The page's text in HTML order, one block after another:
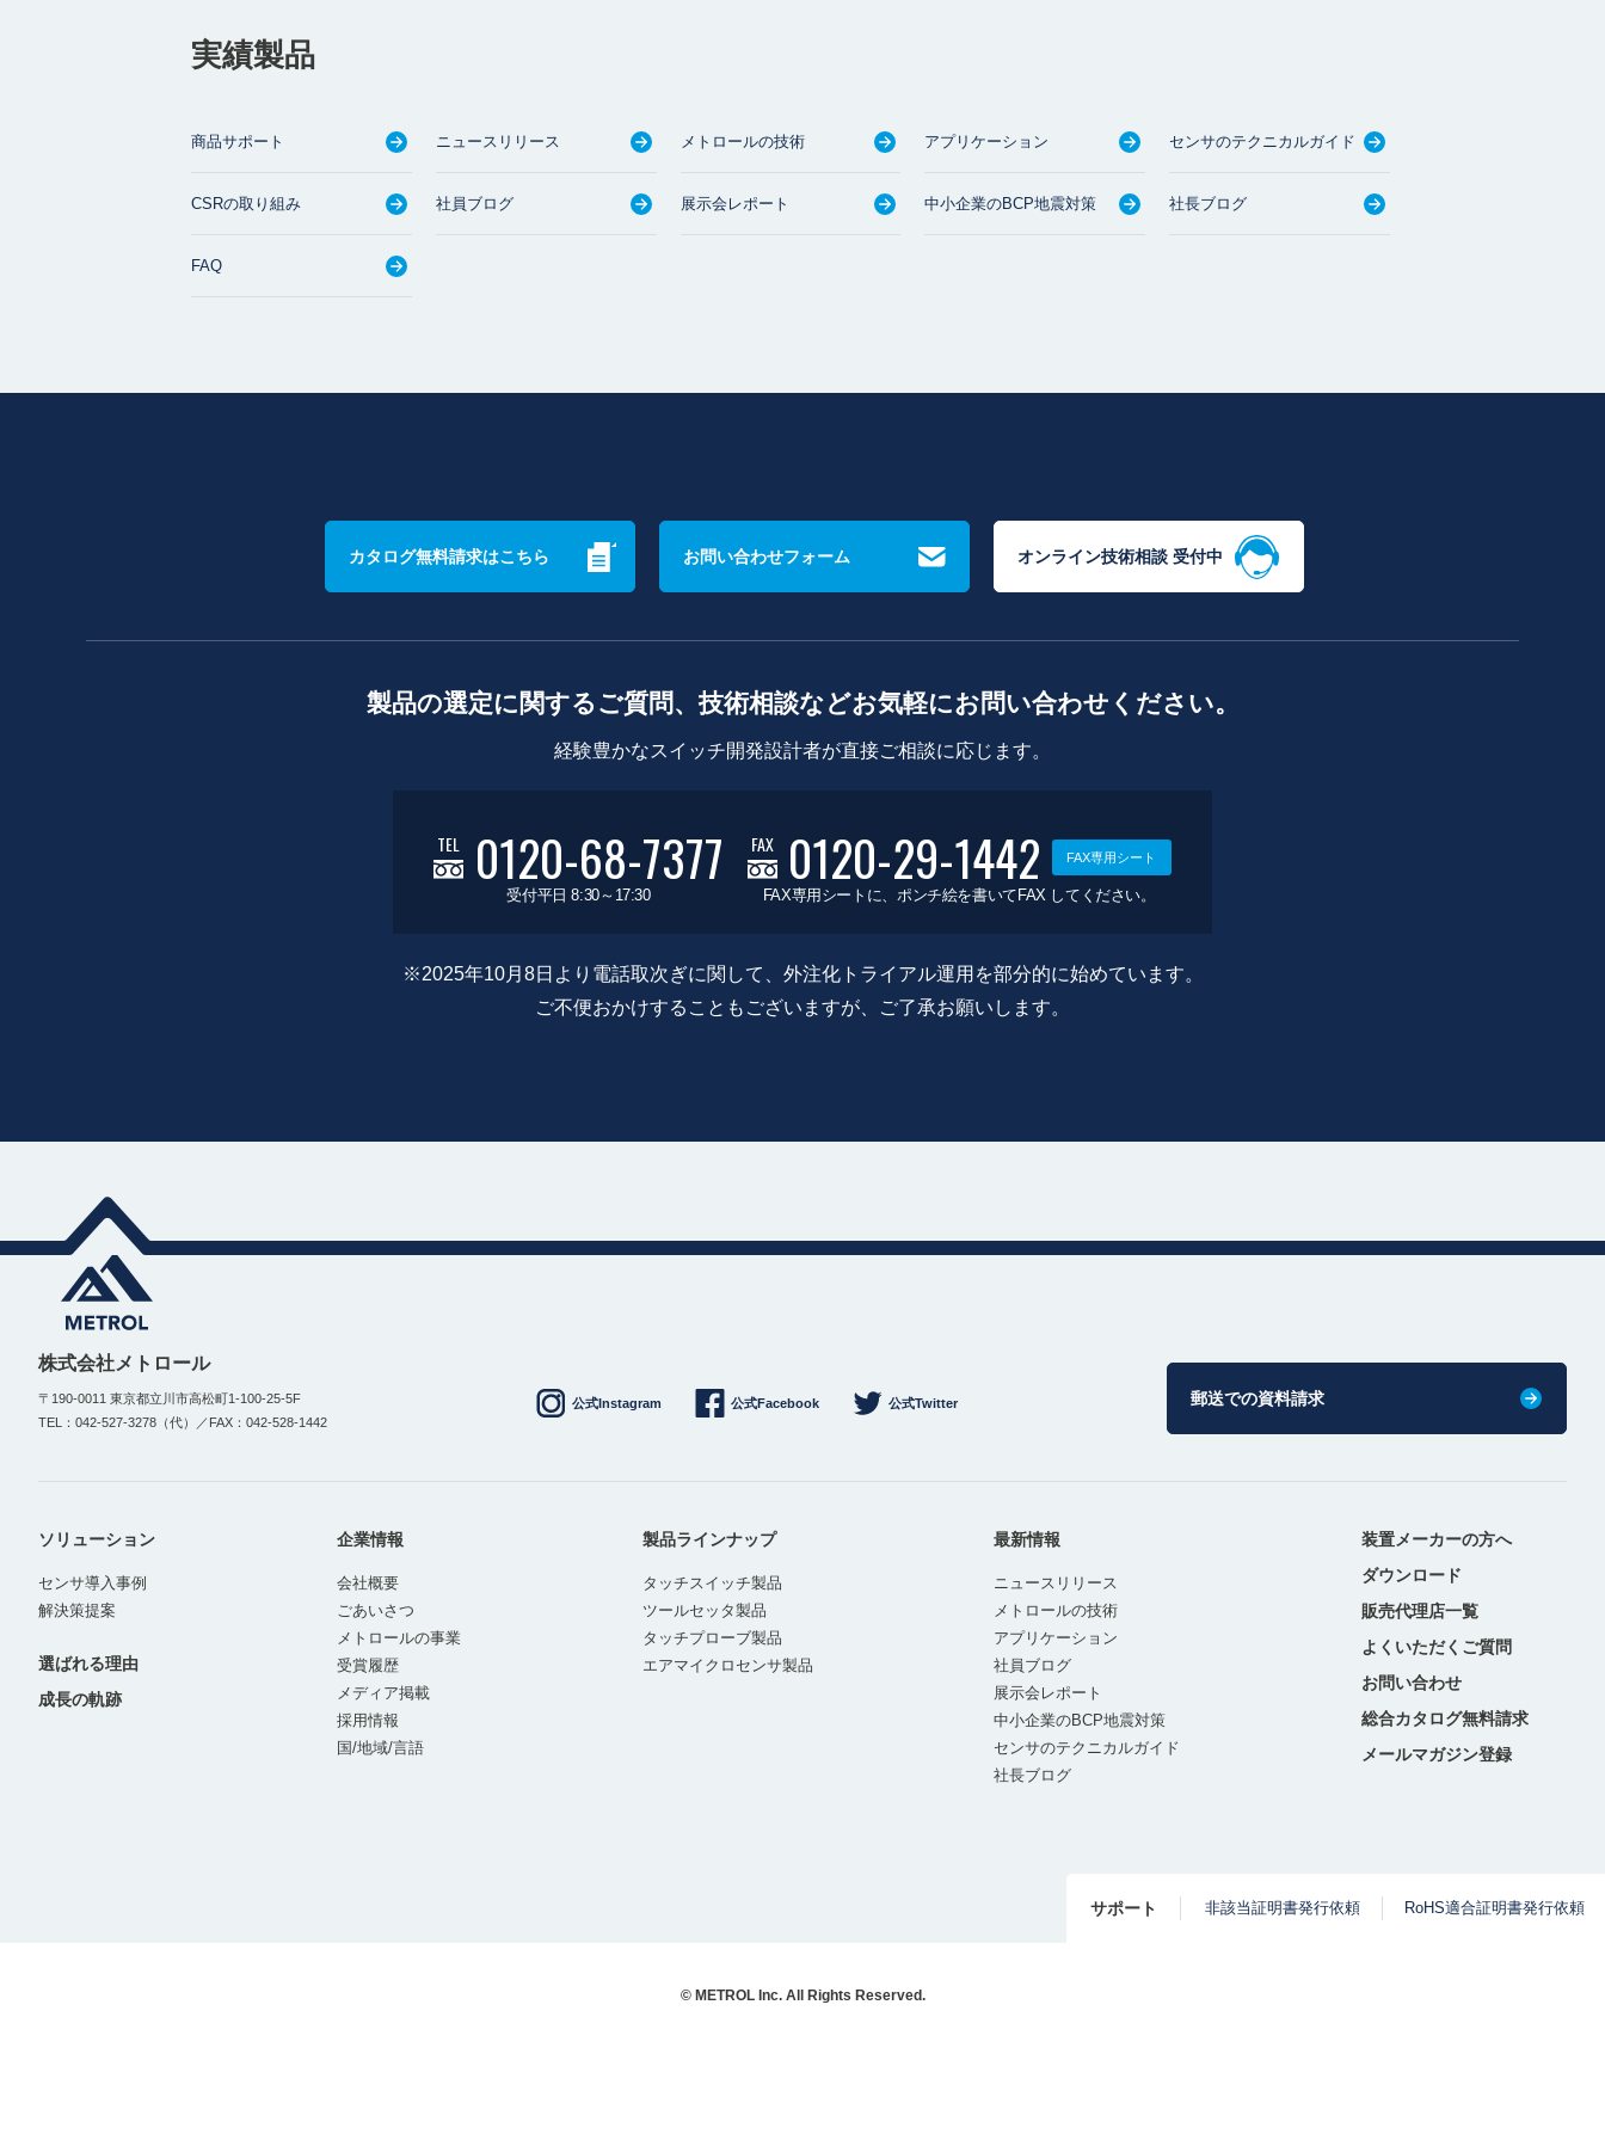
実績製品
商品サポート ニュースリリース メトロールの技術 アプリケーション センサのテクニカルガイド
CSRの取り組み 社員ブログ 展示会レポート 中小企業のBCP地震対策 社長ブログ
FAQ
カタログ無料請求はこちら お問い合わせフォーム オンライン技術相談 受付中
製品の選定に関するご質問、技術相談などお気軽にお問い合わせください。
経験豊かなスイッチ開発設計者が直接ご相談に応じます。
TEL 0120-68-7377
受付平日 8:30～17:30
FAX 0120-29-1442 FAX専用シート
FAX専用シートに、ポンチ絵を書いてFAX してください。
※2025年10月8日より電話取次ぎに関して、外注化トライアル運用を部分的に始めています。
ご不便おかけすることもございますが、ご了承お願いします。
株式会社メトロール
〒190-0011 東京都立川市高松町1-100-25-5F
TEL：042-527-3278（代）／FAX：042-528-1442
公式Instagram 公式Facebook 公式Twitter 郵送での資料請求
ソリューション
センサ導入事例
解決策提案
選ばれる理由
成長の軌跡
企業情報
会社概要
ごあいさつ
メトロールの事業
受賞履歴
メディア掲載
採用情報
国/地域/言語
製品ラインナップ
タッチスイッチ製品
ツールセッタ製品
タッチプローブ製品
エアマイクロセンサ製品
最新情報
ニュースリリース
メトロールの技術
アプリケーション
社員ブログ
展示会レポート
中小企業のBCP地震対策
センサのテクニカルガイド
社長ブログ
装置メーカーの方へ
ダウンロード
販売代理店一覧
よくいただくご質問
お問い合わせ
総合カタログ無料請求
メールマガジン登録
サポート 非該当証明書発行依頼 RoHS適合証明書発行依頼
© METROL Inc. All Rights Reserved.